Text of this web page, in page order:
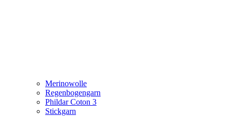
Merinowolle
Regenbogengarn
Phildar Coton 3
Stickgarn